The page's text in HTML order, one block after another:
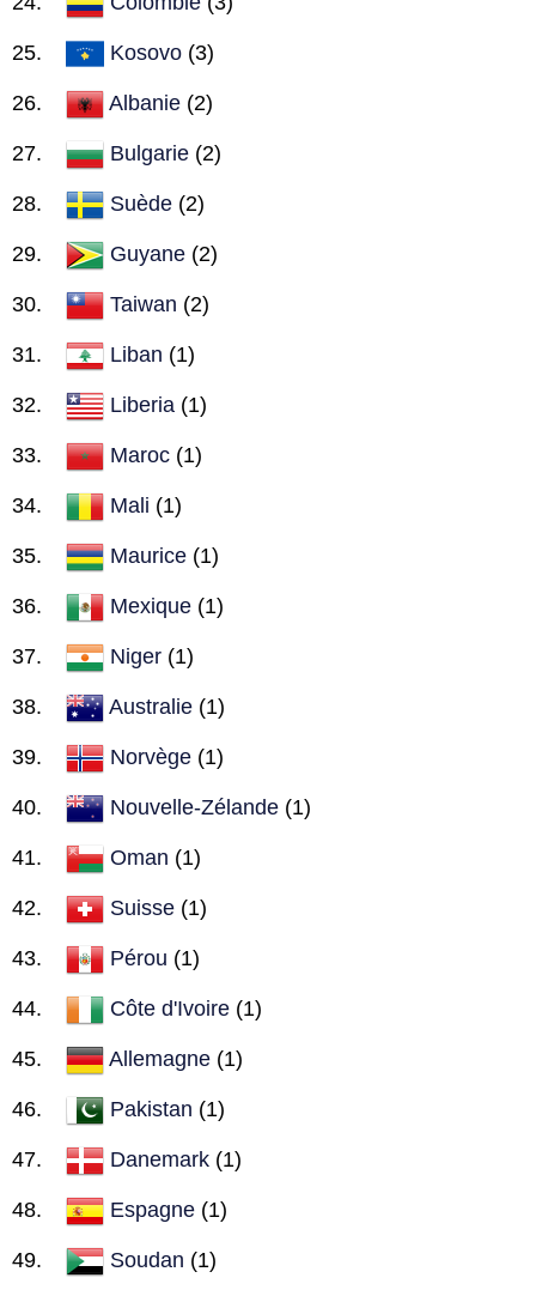
Kosovo (3)
Albanie (2)
Bulgarie (2)
Suède (2)
Guyane (2)
Taiwan (2)
Liban (1)
Liberia (1)
Maroc (1)
Mali (1)
Maurice (1)
Mexique (1)
Niger (1)
Australie (1)
Norvège (1)
Nouvelle-Zélande (1)
Oman (1)
Suisse (1)
Pérou (1)
Côte d'Ivoire (1)
Allemagne (1)
Pakistan (1)
Danemark (1)
Espagne (1)
Soudan (1)